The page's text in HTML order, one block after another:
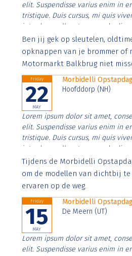
elit. Suspendisse varius enim in
tristique. Duis cursus, mi quis
interdum nulla, ut commodo
Aenean faucibus nibh et justo
imperdiet. Nunc ut sem vitae
Ben jij gek op sleutelen,
opknappen van je brommer of
Motormarkt Balkbrug niet
Friday
22
MAY
Morbidelli
Hoofddorp (NH)
Lorem ipsum dolor sit amet,
elit. Suspendisse varius enim in
tristique. Duis cursus, mi quis
interdum nulla, ut commodo
Aenean faucibus nibh et justo
imperdiet. Nunc ut sem vitae
Tijdens de Morbidelli
om de modellen van dichtbij
ervaren op de weg.
Friday
15
MAY
Morbidelli
De Meern (UT)
Lorem ipsum dolor sit amet,
elit. Suspendisse varius enim in